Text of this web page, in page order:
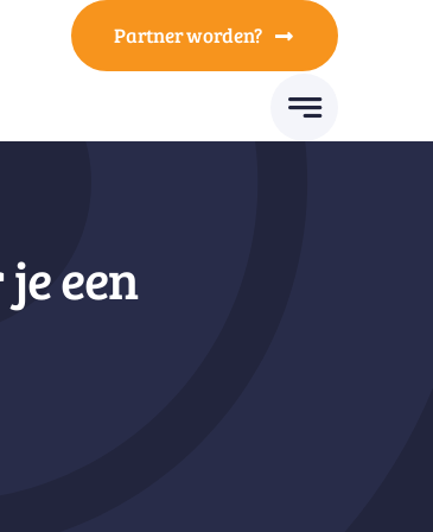
Partner worden?
een